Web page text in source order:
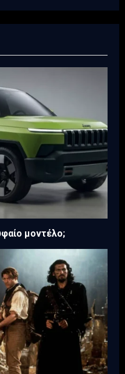
μοντέλο;